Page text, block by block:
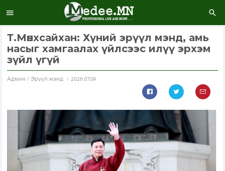
Т.Мөнхсайхан: Хүний эрүүл мэнд, амь
насыг хамгаалах үйлсээс илүү эрхэм
зүйл үгүй
Aдмин / Эрүүл мэнд 2026.07.09